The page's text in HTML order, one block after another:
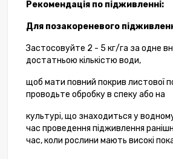
Рекомендація по підживленні:
Для позакореневого
Застосовуйте 2 - 5 кг/га за одне
достатньою кількістю води,
щоб мати повний покрив листової
проводьте обробку в спеку або на
культурі, що знаходиться у
час проведення підживлення
час, коли рослини мають високі